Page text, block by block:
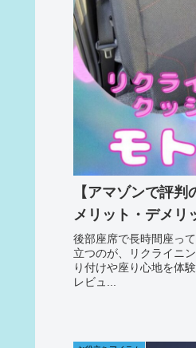
【アマゾンで評
メリット・デメリ
後部座席で長時間座っ
立つのが、リクライニ
り付けや座り心地を体
レビュ...